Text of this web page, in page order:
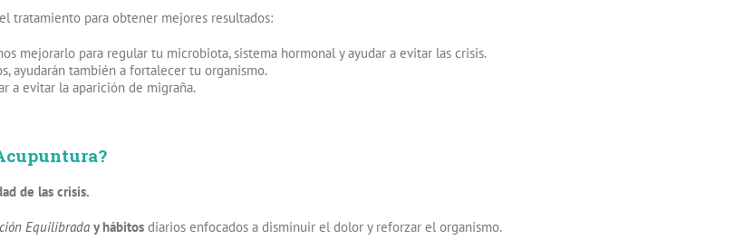
tratamiento para obtener mejores resultados:
mejorarlo para regular tu microbiota, sistema hormonal y ayudar a evitar las crisis.
ayudarán también a fortalecer tu organismo.
a evitar la aparición de migraña.
de las crisis.
Equilibrada y hábitos diarios enfocados a disminuir el dolor y reforzar el organismo.